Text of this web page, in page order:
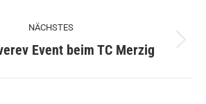
NÄCHSTES
Nächster
Event beim TC Merzig